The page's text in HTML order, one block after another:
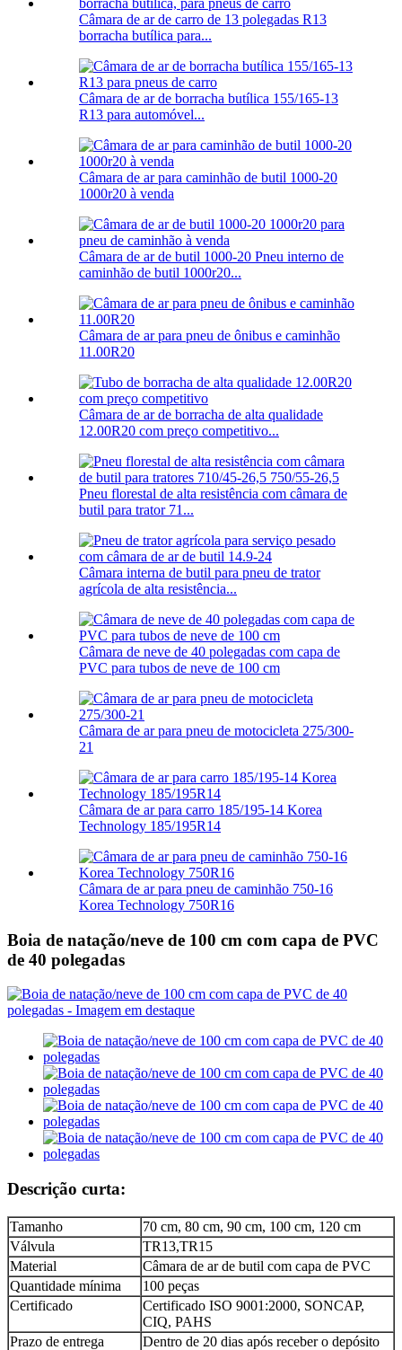
Câmara de ar de carro de 13 polegadas R13
borracha butílica para...
Câmara de ar de borracha butílica 155/165-13
R13 para automóvel...
Câmara de ar para caminhão de butil 1000-20
1000r20 à venda
Câmara de ar de butil 1000-20 Pneu interno de
caminhão de butil 1000r20...
Câmara de ar para pneu de ônibus e caminhão
11.00R20
Câmara de ar de borracha de alta qualidade
12.00R20 com preço competitivo...
Pneu florestal de alta resistência com câmara de
butil para trator 71...
Câmara interna de butil para pneu de trator
agrícola de alta resistência...
Câmara de neve de 40 polegadas com capa de
PVC para tubos de neve de 100 cm
Câmara de ar para pneu de motocicleta 275/300-
21
Câmara de ar para carro 185/195-14 Korea
Technology 185/195R14
Câmara de ar para pneu de caminhão 750-16
Korea Technology 750R16
Boia de natação/neve de 100 cm com capa de PVC
de 40 polegadas
Descrição curta:
Tamanho
70 cm, 80 cm, 90 cm, 100 cm, 120 cm
Válvula
TR13,TR15
Material
Câmara de ar de butil com capa de PVC
Quantidade mínima
100 peças
Certificado
Certificado ISO 9001:2000, SONCAP,
CIQ, PAHS
Prazo de entrega
Dentro de 20 dias após receber o depósito